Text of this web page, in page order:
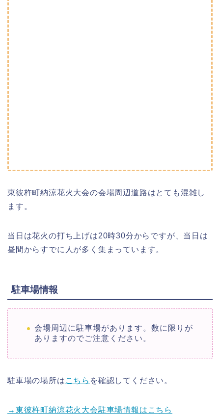
東彼杵町納涼花火大会の会場周辺道路はとても混雑し
ます。
当日は花火の打ち上げは20時30分からですが、当日は
昼間からすでに人が多く集まっています。
駐車場情報
会場周辺に駐車場があります。数に限りが
ありますのでご注意ください。
駐車場の場所は こちら を確認してください。
→東彼杵町納涼花火大会駐車場情報はこちら